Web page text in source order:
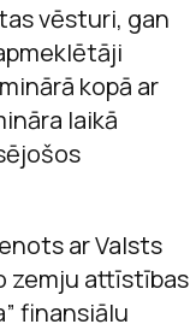
vēsturi, gan
kopā ar
laikā
ar Valsts
zemju attīstības
finansiālu